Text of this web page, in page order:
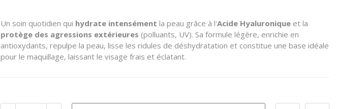
Un soin quotidien qui hydrate intensément la peau grâce à l'Acide Hyaluronique et la
protège des agressions extérieures (polluants, UV). Sa formule légère, enrichie en
antioxydants, repulpe la peau, lisse les ridules de déshydratation et constitue une base idéale
pour le maquillage, laissant le visage frais et éclatant.